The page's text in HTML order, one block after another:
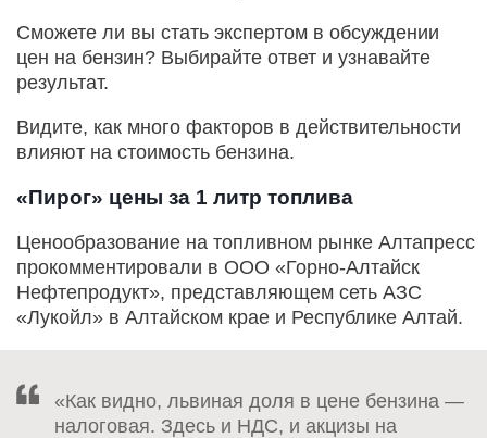
Сможете ли вы стать экспертом в обсуждении
цен на бензин? Выбирайте ответ и узнавайте
результат.
Видите, как много факторов в действительности
влияют на стоимость бензина.
«Пирог» цены за 1 литр топлива
Ценообразование на топливном рынке Алтапресс
прокомментировали в ООО «Горно-Алтайск
Нефтепродукт», представляющем сеть АЗС
«Лукойл» в Алтайском крае и Республике Алтай.
«Как видно, львиная доля в цене бензина —
налоговая. Здесь и НДС, и акцизы на